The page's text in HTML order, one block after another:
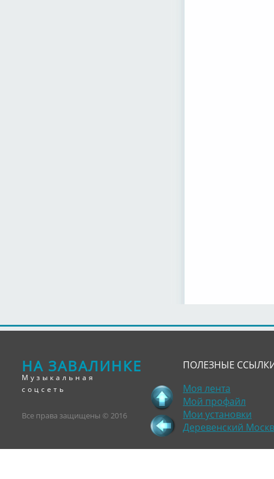
НА ЗАВАЛИНКЕ
Музыкальная
соцсеть
Все права защищены © 2016
ПОЛЕЗНЫЕ
Моя лента
Мой профайл
Мои установки
Деревенский